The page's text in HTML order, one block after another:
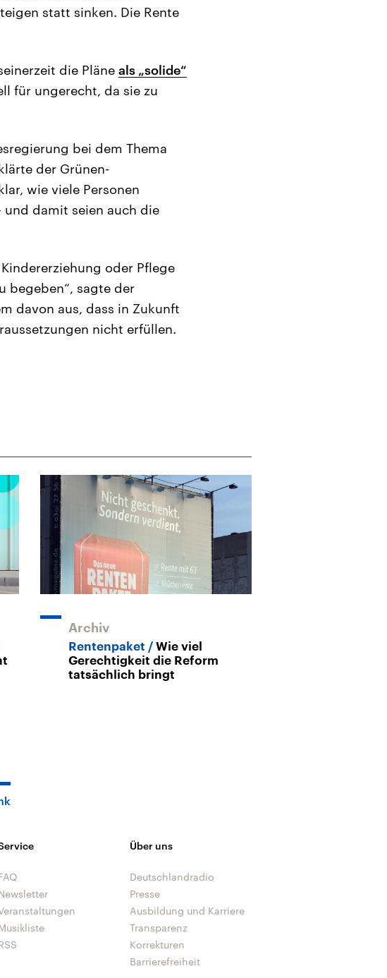
statt sinken. Die Rente
die Pläne als „solide“
für ungerecht, da sie zu
bei dem Thema
der Grünen-
wie viele Personen
damit seien auch die
oder Pflege
begeben“, sagte der
davon aus, dass in Zukunft
nicht erfüllen.
Archiv
Rentenpaket
Wie viel
Gerechtigkeit die Reform
tatsächlich bringt
Über uns
Deutschlandradio
Presse
Ausbildung und Karriere
Transparenz
Korrekturen
Barrierefreiheit